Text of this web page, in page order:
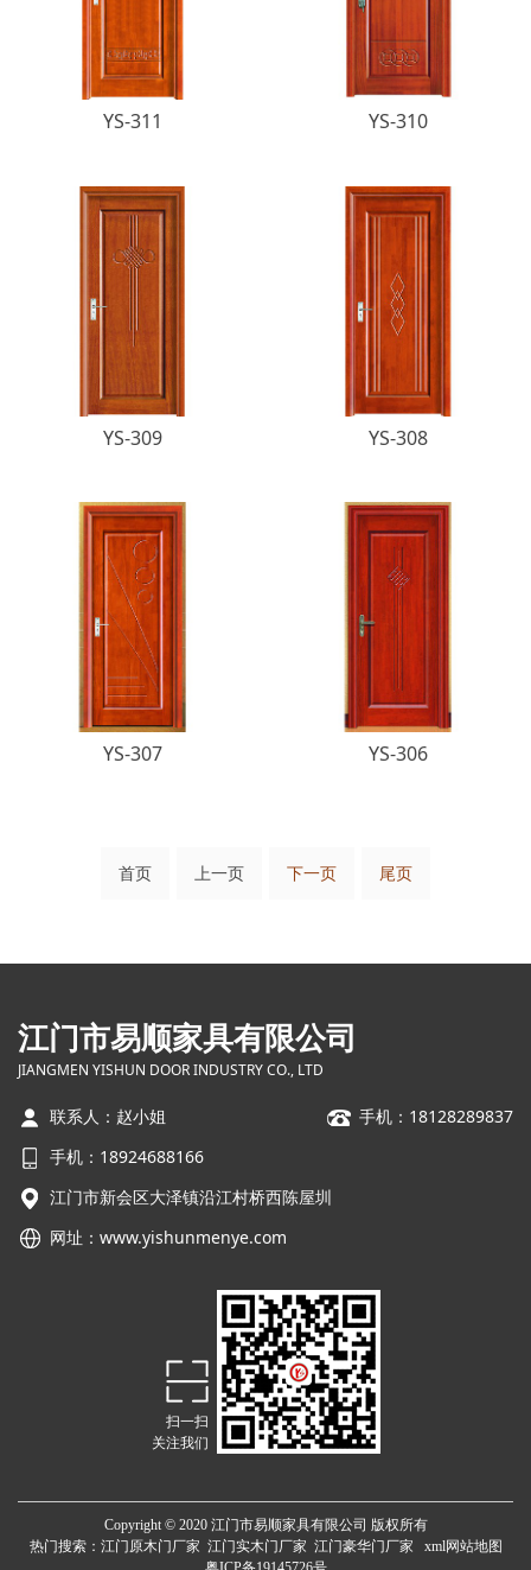
YS-311 YS-310
YS-309 YS-308
YS-307 YS-306
首页 上一页 下一页 尾页
江门市易顺家具有限公司
JIANGMEN YISHUN DOOR INDUSTRY CO., LTD
联系人：赵小姐
手机：18128289837
手机：18924688166
江门市新会区大泽镇沿江村桥西陈屋圳
网址： www.yishunmenye.com
扫一扫
关注我们
Copyright © 2020 江门市易顺家具有限公司 版权所有
热门搜索： 江门原木门厂家 江门实木门厂家 江门豪华门厂家 xml网站地图